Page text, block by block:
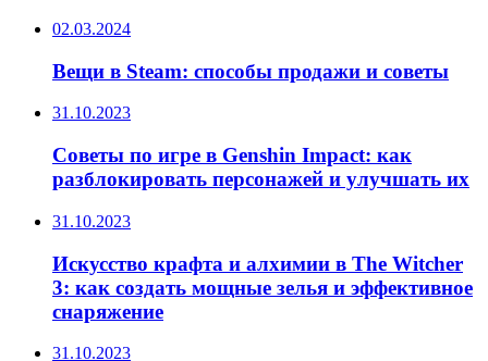
02.03.2024
Вещи в Steam: способы продажи и советы
31.10.2023
Советы по игре в Genshin Impact: как
разблокировать персонажей и улучшать их
31.10.2023
Искусство крафта и алхимии в The Witcher
3: как создать мощные зелья и эффективное
снаряжение
31.10.2023